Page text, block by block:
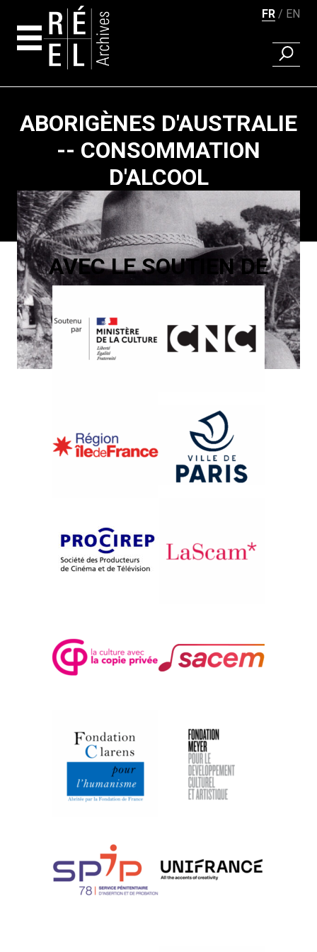
FR EN
ABORIGÈNES D'AUSTRALIE
-- CONSOMMATION
D'ALCOOL
STATE OF SHOCK
David Bradbury
Pagination
AVEC LE SOUTIEN DE